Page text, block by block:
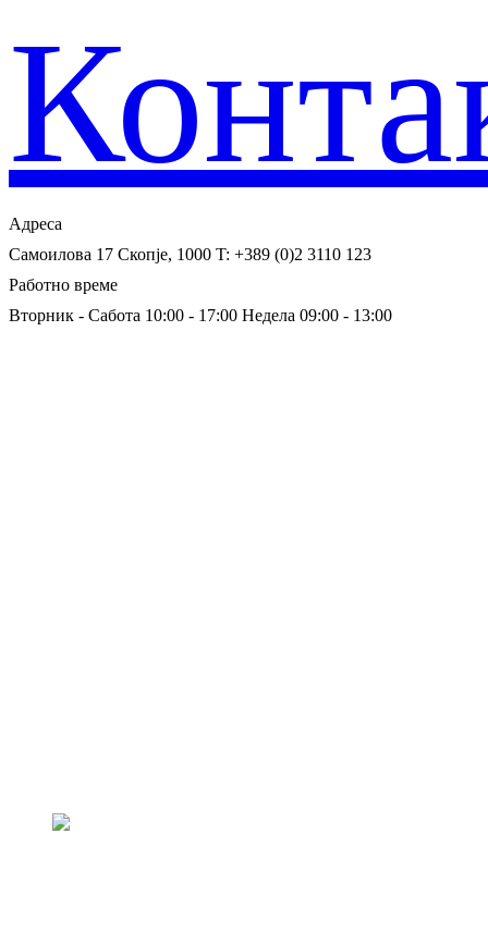
Адреса
Самоилова 17 Скопје, 1000 T: +389 (0)2 3110 123
Работно време
Вторник - Сабота 10:00 - 17:00 Недела 09:00 - 13:00